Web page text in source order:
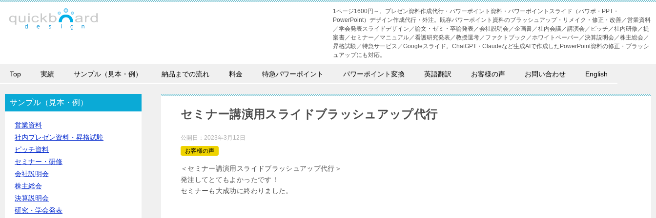
1ページ1600円～。プレゼン資料作成代行・パワーポイント資料・パワーポイントスライド（パワポ・PPT・
PowerPoint）デザイン作成代行・外注。既存パワーポイント資料のブラッシュアップ・リメイク・修正・改善／営業資料
／学会発表スライドデザイン／論文・ゼミ・卒論発表／会社説明会／企画書／社内会議／講演会／ピッチ／社内研修／提
案書／セミナー／マニュアル／看護研究発表／教授選考／ファクトブック／ホワイトペーパー／決算説明会／株主総会／
昇格試験／特急サービス／Googleスライド。ChatGPT・Claudeなど生成AIで作成したPowerPoint資料の修正・ブラッシ
ュアップにも対応。
Top 実績 サンプル（見本・例） 納品までの流れ 料金 特急パワーポイント パワーポイント変換 英語翻訳 お客様の声 お問い合わせ English
セミナー講演用スライドブラッシュアップ代行
公開日： 2023年3月12日
お客様の声
＜セミナー講演用スライドブラッシュアップ代行＞
発注してとてもよかったです！
セミナーも大成功に終わりました。
サンプル（見本・例）
営業資料
社内プレゼン資料・昇格試験
ピッチ資料
セミナー・研修
会社説明会
株主総会
決算説明会
研究・学会発表